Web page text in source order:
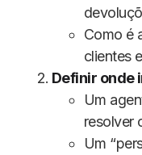
Como é
clientes
Definir onde
Um
resolver
Um